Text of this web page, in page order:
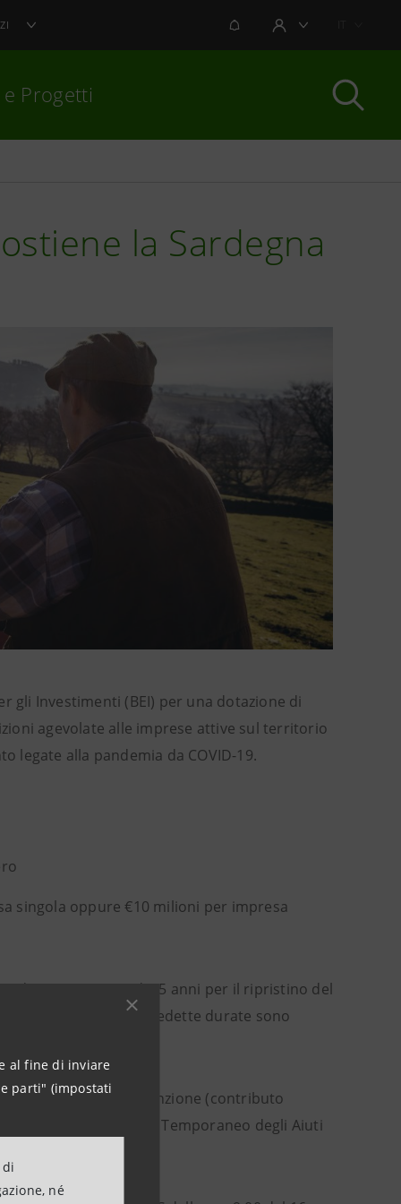
al fine di inviare
parti" (impostati
né
NOTIFICHEAREA UTENTE
e Progetti
la Sardegna
gli Investimenti (BEI) per una dotazione di
agevolate alle imprese attive sul territorio
legate alla pandemia da COVID-19.
singola oppure €10 milioni per impresa
durata massima di 15 anni per il ripristino del
di investimenti. Le predette durate sono
un'eventuale sovvenzione (contributo
previsioni del Quadro Temporaneo degli Aiuti